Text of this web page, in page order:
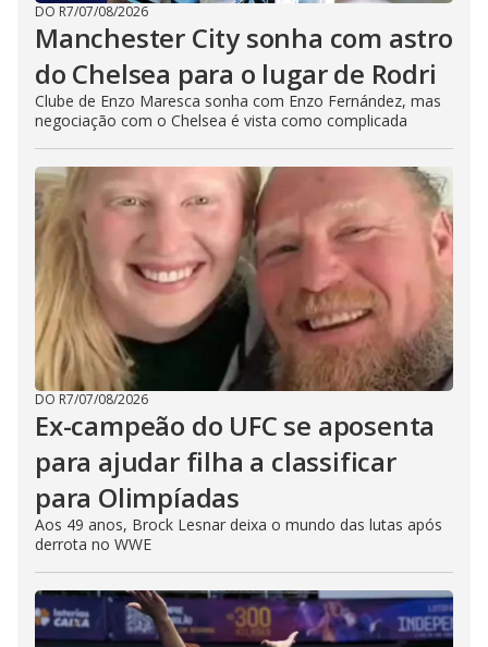
DO R7/07/08/2026
Manchester City sonha com astro
do Chelsea para o lugar de Rodri
Clube de Enzo Maresca sonha com Enzo Fernández, mas
negociação com o Chelsea é vista como complicada
DO R7/07/08/2026
Ex-campeão do UFC se aposenta
para ajudar filha a classificar
para Olimpíadas
Aos 49 anos, Brock Lesnar deixa o mundo das lutas após
derrota no WWE